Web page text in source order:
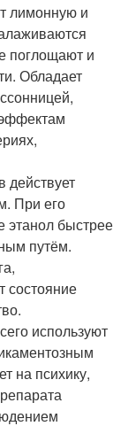
лимонную и
поглощают и
Обладает
действует
При его
быстрее
путём.
состояние
используют
на психику,